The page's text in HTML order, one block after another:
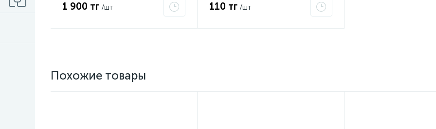
1 900 тг /шт 110 тг /шт
Похожие товары